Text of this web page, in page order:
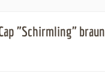
"Schirmling" braun